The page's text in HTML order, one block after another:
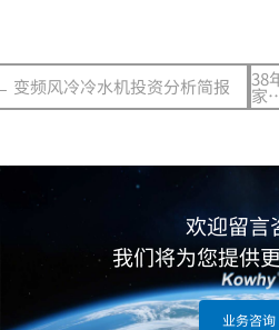
变频风冷冷水机投资分析简报 38
家
欢迎留言
我们将为您提供
业务咨询